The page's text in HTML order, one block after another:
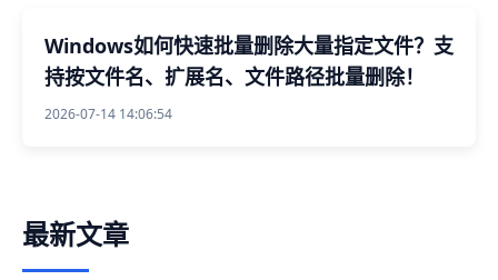
Windows如何快速批量删除大量指定文件？支
持按文件名、扩展名、文件路径批量删除！
2026-07-14 14:06:54
最新文章